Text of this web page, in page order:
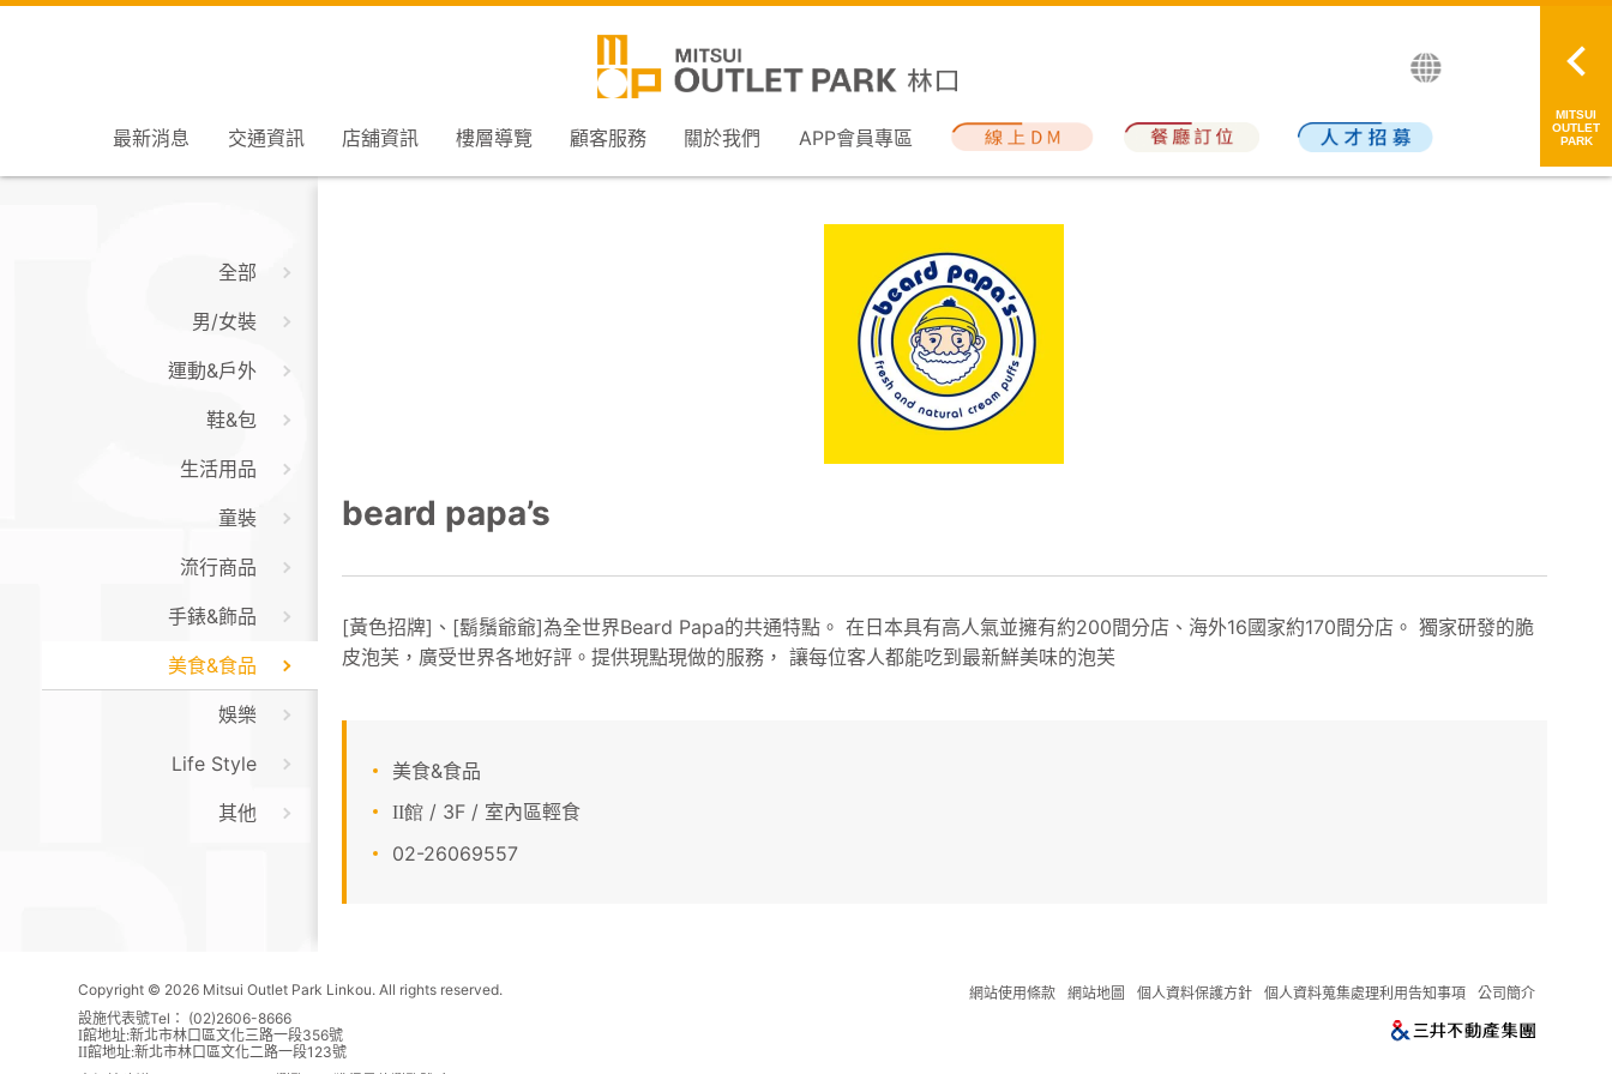
日本語
最新消息 交通資訊 店舖資訊 樓層導覽 顧客服務 關於我們 APP會員專區
MITSUI
OUTLET
PARK
全部
男/女裝
運動&戶外
鞋&包
生活用品
童裝
流行商品
手錶&飾品
美食&食品
娛樂
Life Style
其他
beard papa’s
[黃色招牌]、[鬍鬚爺爺]為全世界Beard Papa的共通特點。 在日本具有高人氣並擁有約200間分店、海外16國家約170間分店。 獨家研發的脆
皮泡芙，廣受世界各地好評。提供現點現做的服務， 讓每位客人都能吃到最新鮮美味的泡芙
美食&食品
II館/ 3F / 室內區輕食
02-26069557
Copyright © 2026 Mitsui Outlet Park Linkou. All rights reserved.
設施代表號Tel： (02)2606-8666
I館地址:新北市林口區文化三路一段356號
II館地址:新北市林口區文化二路一段123號
網站使用條款 網站地圖 個人資料保護方針 個人資料蒐集處理利用告知事項 公司簡介